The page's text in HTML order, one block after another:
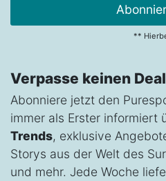
**
Verpasse keinen
Abonniere jetzt den
immer als Erster informiert
Trends, exklusive
Storys aus der Welt des
und mehr. Jede Woche